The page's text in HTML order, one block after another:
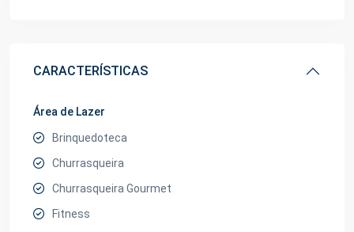
CARACTERÍSTICAS
Área de Lazer
Brinquedoteca
Churrasqueira
Churrasqueira Gourmet
Fitness